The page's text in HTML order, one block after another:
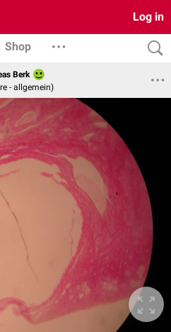
Log in
Shop
Berk
- allgemein)